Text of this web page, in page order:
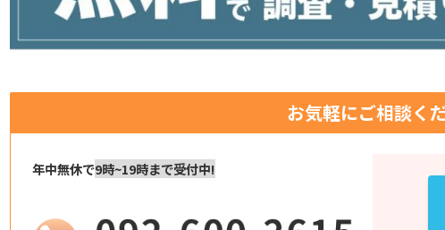
お気軽にご相談く
年中無休で9時~19時まで受付中!